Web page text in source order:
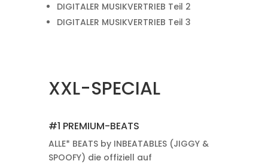
DIGITALER MUSIKVERTRIEB Teil 2
DIGITALER MUSIKVERTRIEB Teil 3
XXL-SPECIAL
#1 PREMIUM-BEATS
ALLE* BEATS by INBEATABLES (JIGGY &
SPOOFY) die offiziell auf